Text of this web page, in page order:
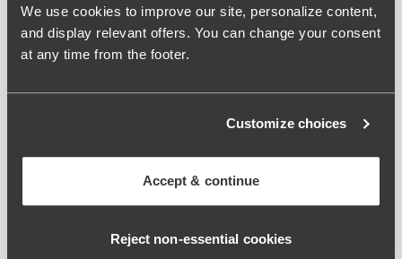
We use cookies to improve our site, personalize content,
and display relevant offers. You can change your consent
at any time from the footer.
Customize choices
Accept & continue
Reject non‑essential cookies
Artikel Nummer: 800332
Hak och hysk: A-D 70-85: 4 på höjden. A-D 90-100: 5 på
höjden. E-F 70-100: 5 på höjden.
Vad gör den så bekväm?
Extra bred rygg